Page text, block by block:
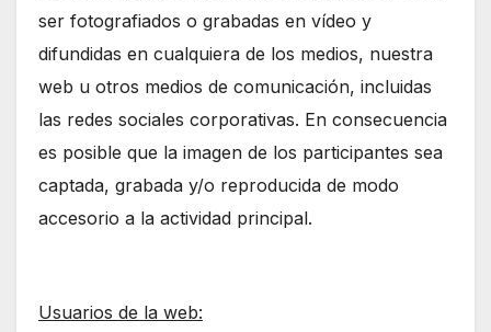
ser fotografiados o grabadas en vídeo y
difundidas en cualquiera de los medios, nuestra
web u otros medios de comunicación, incluidas
las redes sociales corporativas. En consecuencia
es posible que la imagen de los participantes sea
captada, grabada y/o reproducida de modo
accesorio a la actividad principal.
Usuarios de la web: